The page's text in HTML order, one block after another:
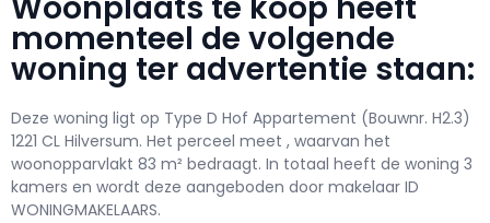
momenteel de volgende
woning ter advertentie staan:
Deze woning ligt op Type D Hof Appartement (Bouwnr. H2.3)
1221 CL Hilversum. Het perceel meet , waarvan het
woonopparvlakt 83 m² bedraagt. In totaal heeft de woning 3
kamers en wordt deze aangeboden door makelaar ID
WONINGMAKELAARS.